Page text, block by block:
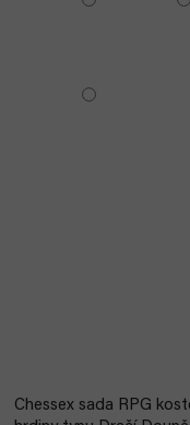
Chessex sada RPG